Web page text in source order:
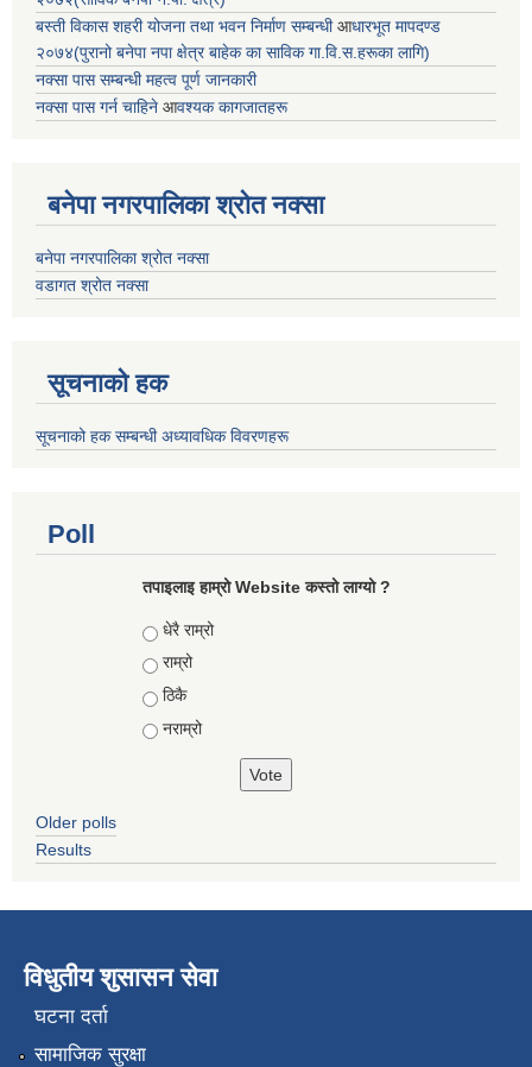
बस्ती विकास शहरी योजना तथा भवन निर्माण सम्बन्धीआधारभूत मापदण्ड
२०७४(पुरानो बनेपा नपा क्षेत्र बाहेक का साविक गा.वि.स.हरूका लागि)
नक्सा पास सम्बन्धी महत्व पूर्ण जानकारी
नक्सा पास गर्न चाहिने आवश्यक कागजातहरू
बनेपा नगरपालिका श्रोत नक्सा
बनेपा नगरपालिका श्रोत नक्सा
वडागत श्रोत नक्सा
सूचनाको हक
सूचनाको हक सम्बन्धी अध्यावधिक विवरणहरू
Poll
तपाइलाइ हाम्रो Website कस्तो लाग्यो ?
Choices
धेरै राम्रो
राम्रो
ठिकै
नराम्रो
Older polls
Results
विधुतीय शुसासन सेवा
घटना दर्ता
सामाजिक सुरक्षा